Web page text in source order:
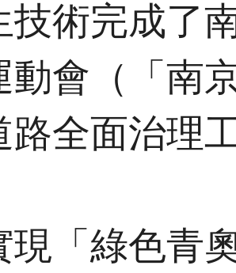
技術完成了
動會（「南
路全面治理
現「綠色青